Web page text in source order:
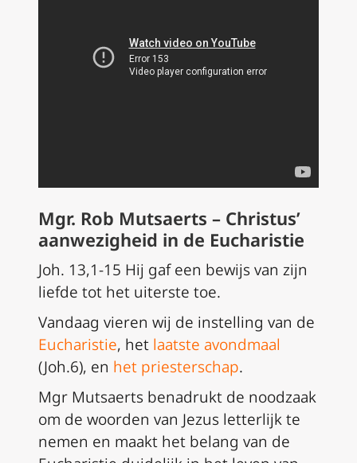
Mgr. Rob Mutsaerts – Christus’
aanwezigheid in de Eucharistie
Joh. 13,1-15 Hij gaf een bewijs van zijn
liefde tot het uiterste toe.
Vandaag vieren wij de instelling van de
Eucharistie, het laatste avondmaal
(Joh.6), en het priesterschap.
Mgr Mutsaerts benadrukt de noodzaak
om de woorden van Jezus letterlijk te
nemen en maakt het belang van de